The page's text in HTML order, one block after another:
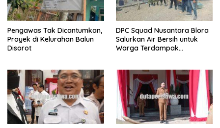
Pengawas Tak Dicantumkan,
Proyek di Kelurahan Balun
Disorot
DPC Squad Nusantara Blora
Salurkan Air Bersih untuk
Warga Terdampak